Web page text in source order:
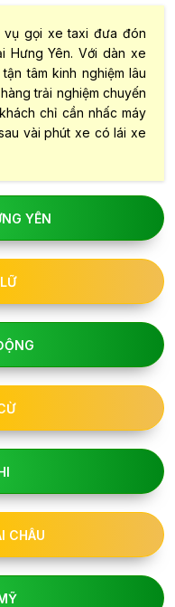
vụ gọi xe taxi đưa đón
Hưng Yên. Với dàn xe
tâm kinh nghiệm lâu
trải nghiệm chuyến
chỉ cần nhấc máy
vài phút xe có lái xe
YÊN
CHÂU